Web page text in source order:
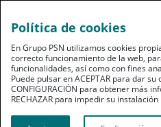
Política de cookies
En Grupo PSN utilizamos cookies
correcto funcionamiento de la web,
funcionalidades, así como con fines
Puede pulsar en ACEPTAR para dar su
CONFIGURACIÓN para obtener más
RECHAZAR para impedir su instalación​​​​​​​